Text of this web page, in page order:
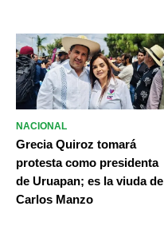
NACIONAL
Grecia Quiroz tomará
protesta como presidenta
de Uruapan; es la viuda de
Carlos Manzo